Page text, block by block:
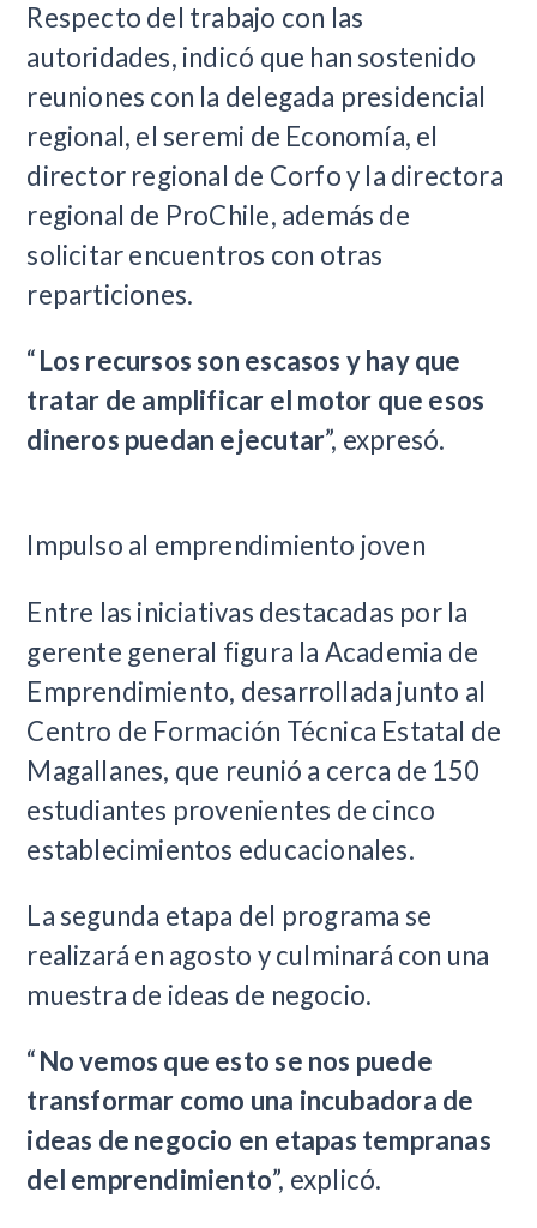
Respecto del trabajo con las
autoridades, indicó que han sostenido
reuniones con la delegada presidencial
regional, el seremi de Economía, el
director regional de Corfo y la directora
regional de ProChile, además de
solicitar encuentros con otras
reparticiones.
“Los recursos son escasos y hay que
tratar de amplificar el motor que esos
dineros puedan ejecutar”, expresó.
Impulso al emprendimiento joven
Entre las iniciativas destacadas por la
gerente general figura la Academia de
Emprendimiento, desarrollada junto al
Centro de Formación Técnica Estatal de
Magallanes, que reunió a cerca de 150
estudiantes provenientes de cinco
establecimientos educacionales.
La segunda etapa del programa se
realizará en agosto y culminará con una
muestra de ideas de negocio.
“No vemos que esto se nos puede
transformar como una incubadora de
ideas de negocio en etapas tempranas
del emprendimiento”, explicó.